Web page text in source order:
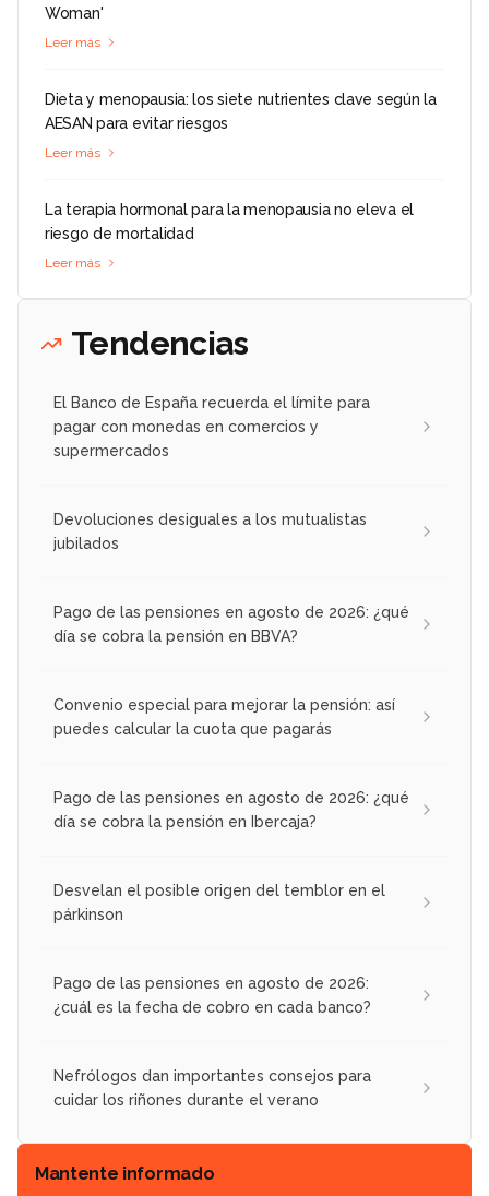
Woman'
Leer más
Dieta y menopausia: los siete nutrientes clave según la
AESAN para evitar riesgos
Leer más
La terapia hormonal para la menopausia no eleva el
riesgo de mortalidad
Leer más
Tendencias
El Banco de España recuerda el límite para
pagar con monedas en comercios y
supermercados
Devoluciones desiguales a los mutualistas
jubilados
Pago de las pensiones en agosto de 2026: ¿qué
día se cobra la pensión en BBVA?
Convenio especial para mejorar la pensión: así
puedes calcular la cuota que pagarás
Pago de las pensiones en agosto de 2026: ¿qué
día se cobra la pensión en Ibercaja?
Desvelan el posible origen del temblor en el
párkinson
Pago de las pensiones en agosto de 2026:
¿cuál es la fecha de cobro en cada banco?
Nefrólogos dan importantes consejos para
cuidar los riñones durante el verano
Mantente informado